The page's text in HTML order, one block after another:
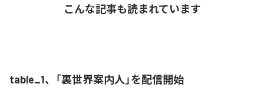
こんな記事も読まれています
table_1、「裏世界案内人」を配信開始